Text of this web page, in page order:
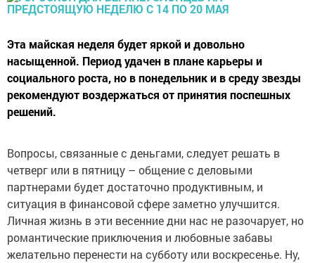
Эта майская неделя будет яркой и довольно
насыщенной. Период удачен в плане карьеры и
социального роста, но в понедельник и в среду звезды
рекомендуют воздержаться от принятия поспешных
решений.
Вопросы, связанные с деньгами, следует решать в
четверг или в пятницу – общение с деловыми
партнерами будет достаточно продуктивным, и
ситуация в финансовой сфере заметно улучшится.
Личная жизнь в эти весенние дни нас не разочарует, но
романтические приключения и любовные забавы
желательно перенести на субботу или воскресенье. Ну,